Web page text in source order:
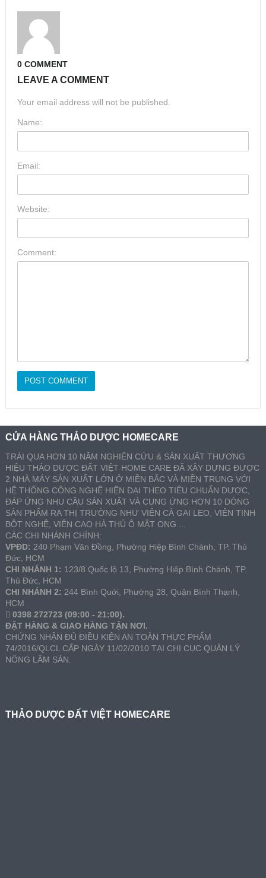
0 COMMENT
LEAVE A COMMENT
Your email address will not be published.
Name:
Email:
Website:
Comment:
CỬA HÀNG THẢO DƯỢC HOMECARE
TRẢI QUA HƠN 10 NĂM NGHIÊN CỨU & SẢN XUẤT THƯƠNG
HIỆU THẢO DƯỢC ĐẤT VIỆT HOME CARE ĐÃ XÂY DỰNG ĐƯỢC
2 NHÀ MÁY SẢN XUẤT LỚN Ở MIỀN BẮC VÀ MIỀN TRUNG VỚI
HỆ THỐNG CÔNG NGHỆ HIỆN ĐẠI THEO TIÊU CHUẨN DƯỢC,
ĐÁP ỨNG NHU CẦU SẢN XUẤT VÀ CUNG ỨNG HƠN 10 DÒNG
SẢN PHẨM RA THỊ TRƯỜNG NHƯ VIÊN CÀ GAI LEO, VIÊN TINH
BỘT NGHỆ, VIÊN CAO HÀ THỦ Ô MẬT ONG ...
CÁC CHI NHÁNH CHÍNH:
VPĐD: 240 Phạm Văn Đồng, Phường Hiệp Bình Chánh, TP. Thủ
Đức, HCM
CHI NHÁNH 1: 123/8 Quốc lộ 13, Phường Hiệp Bình Chánh, TP.
Thủ Đức, HCM
CHI NHÁNH 2: 244 Bình Quới, Phường 28, Quận Bình Thạnh,
HCM
0398 272723 (09:00 - 21:00).
ĐẶT HÀNG & GIAO HÀNG TẬN NƠI.
CHỨNG NHẬN ĐỦ ĐIỀU KIỆN AN TOÀN THỰC PHẨM
74/2016/QLCL CẤP NGÀY 11/02/2010 TẠI CHI CỤC QUẢN LÝ
NÔNG LÂM SẢN.
THẢO DƯỢC ĐẤT VIỆT HOMECARE